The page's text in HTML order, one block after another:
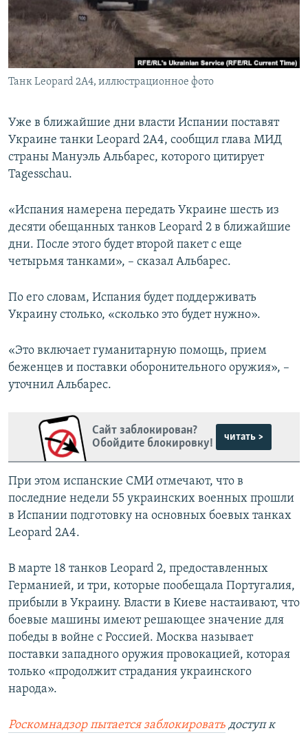
ПОБЕДИТЕЛЕЙ НЕ СУДЯТ?
КРЫМ.НЕПОКОРЕННЫЙ
ELIFBE
УКРАИНСКАЯ ПРОБЛЕМА КРЫМА
ПРИСОЕДИНЯЙТЕСЬ!
Танк Leopard 2A4, иллюстрационное фото
Уже в ближайшие дни власти Испании поставят
Украине танки Leopard 2A4, сообщил глава МИД
страны Мануэль Альбарес, которого цитирует
Tagesschau.
«Испания намерена передать Украине шесть из
десяти обещанных танков Leopard 2 в ближайшие
дни. После этого будет второй пакет с еще
четырьмя танками», – сказал Альбарес.
По его словам, Испания будет поддерживать
Украину столько, «сколько это будет нужно».
«Это включает гуманитарную помощь, прием
беженцев и поставки оборонительного оружия», –
уточнил Альбарес.
Сайт заблокирован?
Обойдите блокировку!
читать >
При этом испанские СМИ отмечают, что в
последние недели 55 украинских военных прошли
в Испании подготовку на основных боевых танках
Leopard 2A4.
В марте 18 танков Leopard 2, предоставленных
Германией, и три, которые пообещала Португалия,
прибыли в Украину. Власти в Киеве настаивают, что
боевые машины имеют решающее значение для
победы в войне с Россией. Москва называет
поставки западного оружия провокацией, которая
только «продолжит страдания украинского
народа».
Роскомнадзор пытается заблокировать доступ к